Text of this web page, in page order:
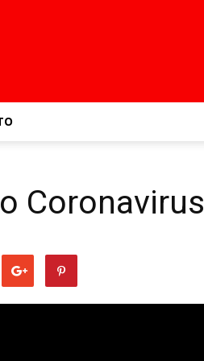
Coronavirus